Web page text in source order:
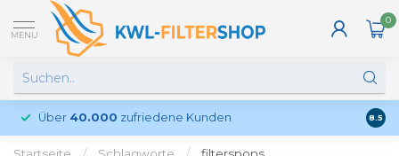
MENU
0
Über 40.000 zufriedene Kunden 8.5